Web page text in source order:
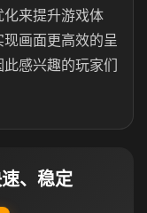
来提升游戏体
画面更高效的呈
感兴趣的玩家们
、稳定